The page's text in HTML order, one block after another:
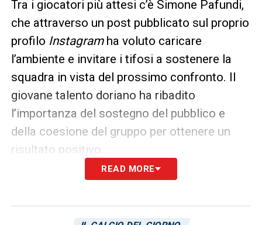
Tra i giocatori più attesi c’è Simone Pafundi,
che attraverso un post pubblicato sul proprio
profilo Instagramha voluto caricare
l’ambiente e invitare i tifosi a sostenere la
squadra in vista del prossimo confronto. Il
giovane talento doriano ha ribadito
l’importanza del sostegno del pubblico e
della coesione del gruppo per ottenere un
risultato positivo.
Obiettivi e prospettive della Sampdoria
La Sampdoria punta a consolidare la propria
READ MORE